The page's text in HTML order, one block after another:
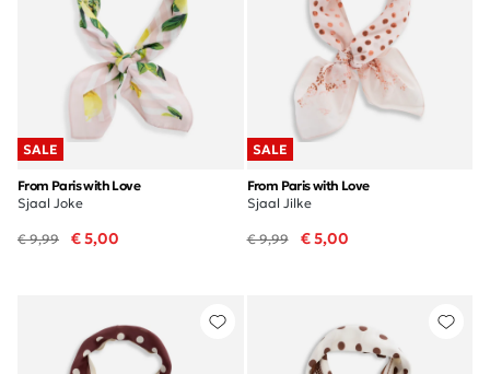
SALE
From Paris with Love
Sjaal Joke
€ 9,99 € 5,00
SALE
From Paris with Love
Sjaal Jilke
€ 9,99 € 5,00